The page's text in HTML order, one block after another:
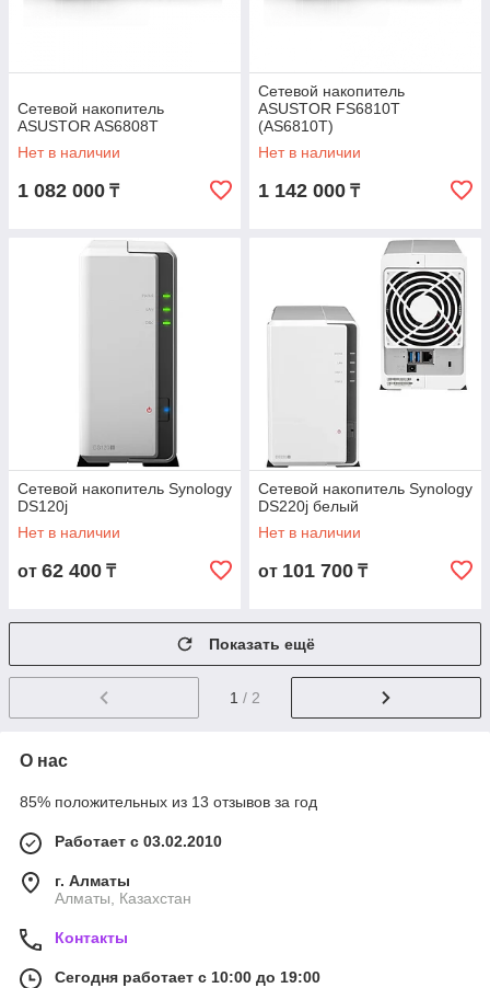
Сетевой накопитель
ASUSTOR AS6808T
Нет в наличии
1 082 000 ₸
Сетевой накопитель
ASUSTOR FS6810T
(AS6810T)
Нет в наличии
1 142 000 ₸
Сетевой накопитель Synology
DS120j
Нет в наличии
от 62 400 ₸
Сетевой накопитель Synology
DS220j белый
Нет в наличии
от 101 700 ₸
Показать ещё
1 / 2
О нас
85% положительных из 13 отзывов за год
Работает с 03.02.2010
г. Алматы
Алматы, Казахстан
Контакты
Сегодня работает с 10:00 до 19:00